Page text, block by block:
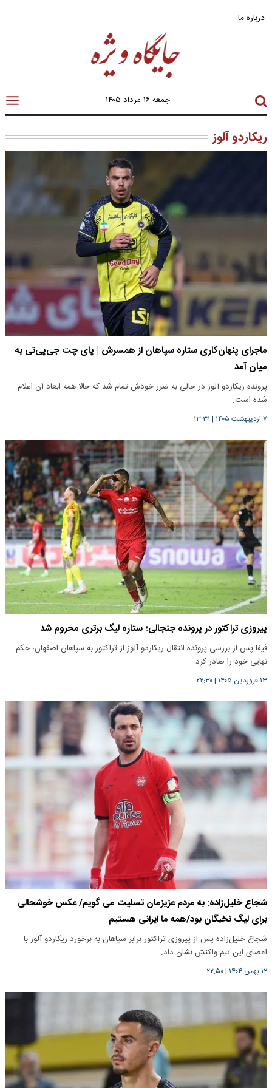
درباره ما
جمعه ۱۶ مرداد ۱۴۰۵
ریکاردو آلوز
ماجرای پنهان‌کاری ستاره سپاهان از همسرش | پای چت جی‌پی‌تی به
میان آمد
پرونده ریکاردو آلوز در حالی به ضرر خودش تمام شد که حالا همه ابعاد آن اعلام
شده است.
۷ اردیبهشت ۱۴۰۵ | ۱۳:۳۱
پیروزی تراکتور در پرونده جنجالی؛ ستاره لیگ برتری محروم شد
فیفا پس از بررسی پرونده انتقال ریکاردو آلوز از تراکتور به سپاهان اصفهان، حکم
نهایی خود را صادر کرد.
۱۳ فروردین ۱۴۰۵ |۲۲:۳۰
شجاع خلیل‌زاده: به مردم عزیزمان تسلیت می گویم/ عکس خوشحالی
برای لیگ نخبگان بود/همه ما ایرانی هستیم
شجاع خلیل‌زاده پس از پیروزی تراکتور برابر سپاهان به برخورد ریکاردو آلوز با
اعضای این تیم واکنش نشان داد.
۱۲ بهمن ۱۴۰۴ |۲۲:۵۰